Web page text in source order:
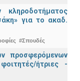
κληροδοτήματος
για το ακαδ.
#Σπουδές
προσφερόμενων
ήτριες -